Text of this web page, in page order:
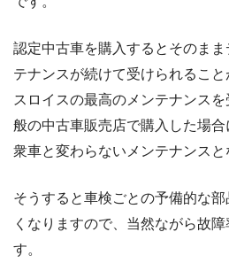
認定中古車を購入するとそのま
テナンスが続けて受けられるこ
スロイスの最高のメンテナンス
般の中古車販売店で購入した場
衆車と変わらないメンテナンスと
そうすると車検ごとの予備的な
くなりますので、当然ながら故
す。